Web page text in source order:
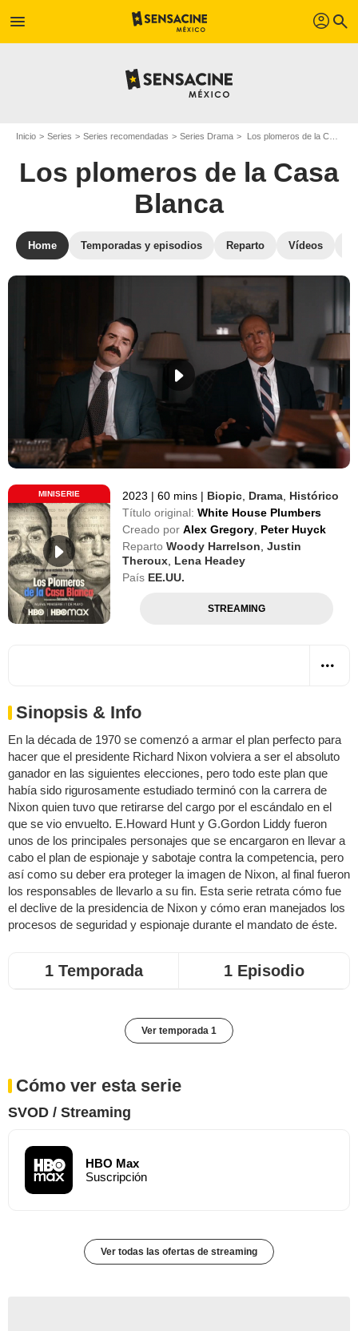
menu profil search
Inicio Series Series recomendadas Series Drama Los plomeros de la Casa Blanca
Los plomeros de la Casa
Blanca
Home Temporadas y episodios Reparto Vídeos
MINISERIE 2023 | 60 mins | Biopic Drama Histórico
Título original: White House Plumbers
Creado por Alex Gregory Peter Huyck
Reparto Woody Harrelson ,Justin
Theroux Lena Headey
País EE.UU.
STREAMING
Sinopsis & Info
En la década de 1970 se comenzó a armar el plan perfecto para
hacer que el presidente Richard Nixon volviera a ser el absoluto
ganador en las siguientes elecciones, pero todo este plan que
había sido rigurosamente estudiado terminó con la carrera de
Nixon quien tuvo que retirarse del cargo por el escándalo en el
que se vio envuelto. E.Howard Hunt y G.Gordon Liddy fueron
unos de los principales personajes que se encargaron en llevar a
cabo el plan de espionaje y sabotaje contra la competencia, pero
así como su deber era proteger la imagen de Nixon, al final fueron
los responsables de llevarlo a su fin. Esta serie retrata cómo fue
el declive de la presidencia de Nixon y cómo eran manejados los
procesos de seguridad y espionaje durante el mandato de éste.
1 Temporada 1 Episodio
Ver temporada 1
Cómo ver esta serie
SVOD / Streaming
HBO Max
Suscripción
Ver todas las ofertas de streaming